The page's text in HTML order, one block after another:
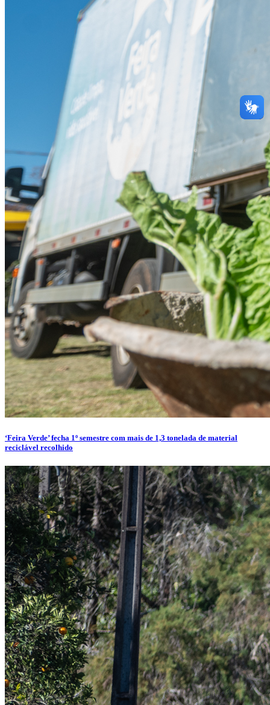
‘Feira Verde’ fecha 1º semestre com mais de 1,3 tonelada de material
reciclável recolhido